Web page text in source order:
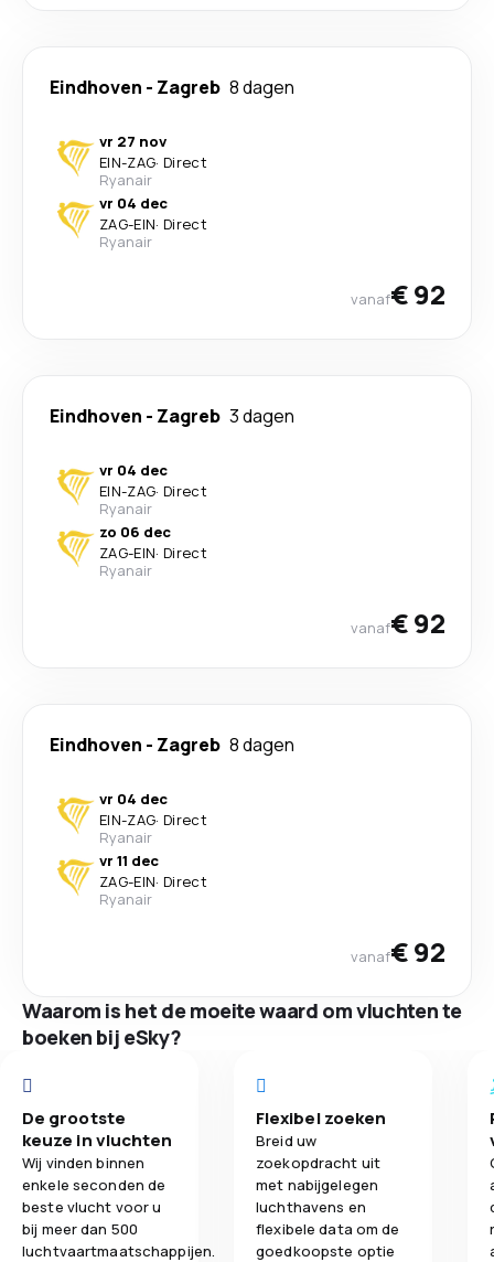
Eindhoven - Zagreb 8 dagen
vr 27 nov
EIN-ZAG· Direct
Ryanair
vr 04 dec
ZAG-EIN· Direct
Ryanair
vanaf€ 92
Eindhoven - Zagreb 3 dagen
vr 04 dec
EIN-ZAG· Direct
Ryanair
zo 06 dec
ZAG-EIN· Direct
Ryanair
vanaf€ 92
Eindhoven - Zagreb 8 dagen
vr 04 dec
EIN-ZAG· Direct
Ryanair
vr 11 dec
ZAG-EIN· Direct
Ryanair
vanaf€ 92
Waarom is het de moeite waard om vluchten te
boeken bij eSky?
De grootste
keuze in vluchten
Wij vinden binnen
enkele seconden de
beste vlucht voor u
bij meer dan 500
luchtvaartmaatschappijen.
Flexibel zoeken
Breid uw
zoekopdracht uit
met nabijgelegen
luchthavens en
flexibele data om de
goedkoopste optie